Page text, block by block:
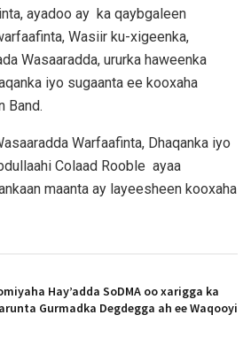
ayadoo ay ka qaybgaleen
Wasiir ku-xigeenka,
Wasaaradda, ururka haweenka
iyo sugaanta ee kooxaha
Band.
Warfaafinta, Dhaqanka iyo
Colaad Rooble ayaa
maanta ay layeesheen kooxaha
Hay’adda SoDMA oo xarigga ka
Gurmadka Degdegga ah ee Waqooyi